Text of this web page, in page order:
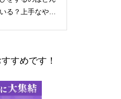
る？上手なやり
すめです！